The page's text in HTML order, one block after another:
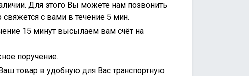
Для этого Вы можете нам позвонить
с вами в течение 5 мин.
15 минут высылаем вам счёт на
поручение.
товар в удобную для Вас транспортную